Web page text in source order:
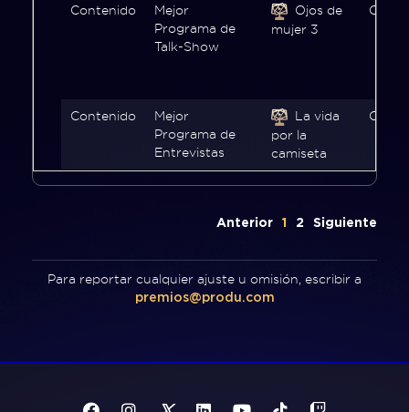
Contenido
Mejor
Programa de
Talk-Show
Ojos de
mujer 3
Canal
Contenido
Mejor
Programa de
Entrevistas
La vida
por la
camiseta
CNN
Anterior 1 2 Siguiente
Para reportar cualquier ajuste u omisión, escribir a
premios@produ.com